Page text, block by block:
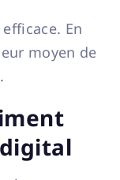
En
moyen de